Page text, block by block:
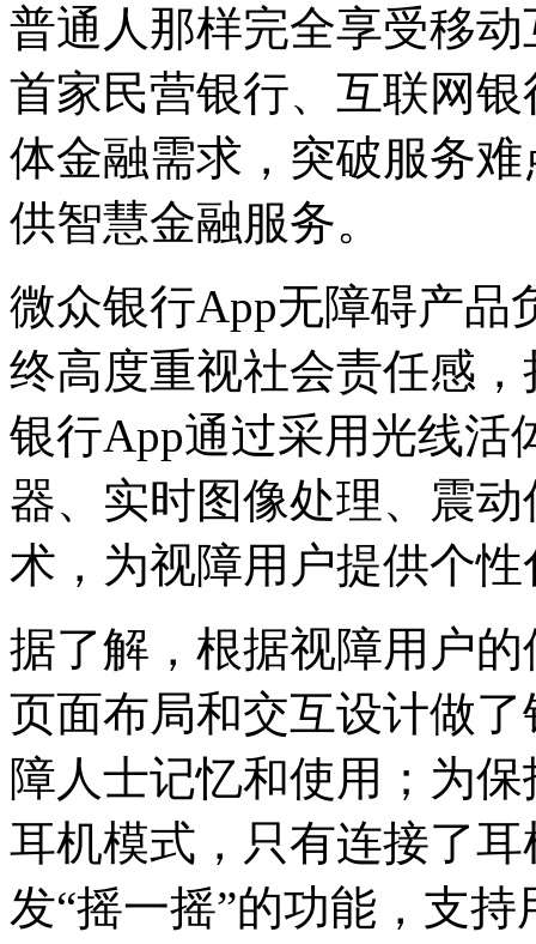
普通人那样完全享受移
首家民营银行、互联网
体金融需求，突破服务
供智慧金融服务。
微众银行App无障碍产品
终高度重视社会责任感
银行App通过采用光线活
器、实时图像处理、震
术，为视障用户提供个
据了解，根据视障用户
页面布局和交互设计做
障人士记忆和使用；为
耳机模式，只有连接了
发“摇一摇”的功能，支